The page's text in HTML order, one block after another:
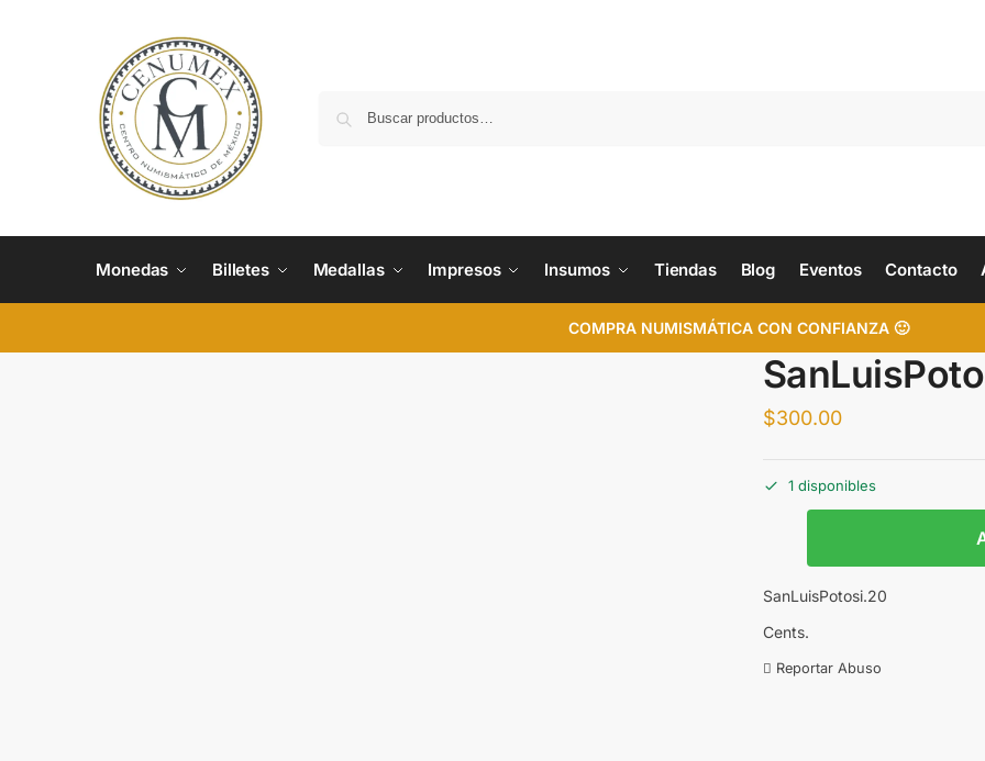
Monedas Billetes Medallas Impresos Insumos Tiendas Blog Eventos Contacto
COMPRA NUMISMÁTICA CON CONFIANZA 🙂
$300.00
1 disponibles
SanLuisPotosi.20
Cents.
Reportar Abuso